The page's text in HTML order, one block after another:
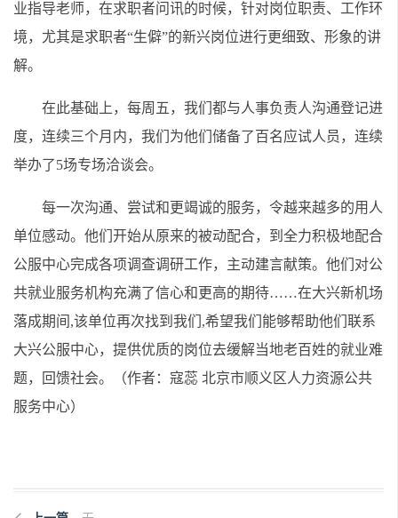
业指导老师，在求职者问讯的时候，针对岗位职责、工作环
境，尤其是求职者“生僻”的新兴岗位进行更细致、形象的讲
解。
在此基础上，每周五，我们都与人事负责人沟通登记进
度，连续三个月内，我们为他们储备了百名应试人员，连续
举办了5场专场洽谈会。
每一次沟通、尝试和更竭诚的服务，令越来越多的用人
单位感动。他们开始从原来的被动配合，到全力积极地配合
公服中心完成各项调查调研工作，主动建言献策。他们对公
共就业服务机构充满了信心和更高的期待……在大兴新机场
落成期间,该单位再次找到我们,希望我们能够帮助他们联系
大兴公服中心，提供优质的岗位去缓解当地老百姓的就业难
题，回馈社会。
（作者：寇蕊 北京市顺义区人力资源公共
服务中心）